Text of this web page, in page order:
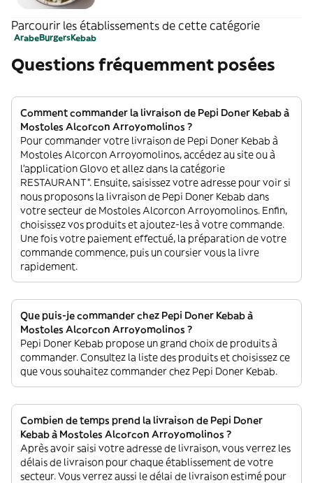
Parcourir les établissements de cette catégorie
ArabeBurgersKebab
Questions fréquemment posées
Comment commander la livraison de Pepi Doner Kebab à
Mostoles Alcorcon Arroyomolinos ?
Pour commander votre livraison de Pepi Doner Kebab à
Mostoles Alcorcon Arroyomolinos, accédez au site ou à
l'application Glovo et allez dans la catégorie
RESTAURANT”. Ensuite, saisissez votre adresse pour voir si
nous proposons la livraison de Pepi Doner Kebab dans
votre secteur de Mostoles Alcorcon Arroyomolinos. Enfin,
choisissez vos produits et ajoutez-les à votre commande.
Une fois votre paiement effectué, la préparation de votre
commande commence, puis un coursier vous la livre
rapidement.
Que puis-je commander chez Pepi Doner Kebab à
Mostoles Alcorcon Arroyomolinos ?
Pepi Doner Kebab propose un grand choix de produits à
commander. Consultez la liste des produits et choisissez ce
que vous souhaitez commander chez Pepi Doner Kebab.
Combien de temps prend la livraison de Pepi Doner
Kebab à Mostoles Alcorcon Arroyomolinos ?
Après avoir saisi votre adresse de livraison, vous verrez les
délais de livraison pour chaque établissement de votre
secteur. Vous verrez aussi le délai de livraison estimé pour